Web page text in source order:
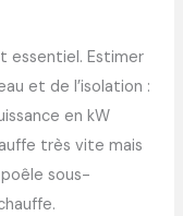
essentiel. Estimer
et de l’isolation :
en kW
très vite mais
sous-